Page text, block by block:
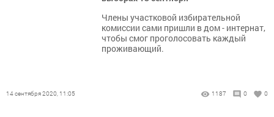
Члены участковой избирательной
комиссии сами пришли в дом - интернат,
чтобы смог проголосовать каждый
проживающий.
14 сентября 2020, 11:05 1187 0 0